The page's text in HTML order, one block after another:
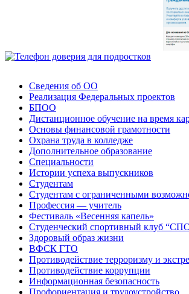
Сведения об ОО
Реализация Федеральных проектов
БПОО
Дистанционное обучение на время
Основы финансовой грамотности
Охрана труда в колледже
Дополнительное образование
Специальности
Истории успеха выпускников
Студентам
Студентам с ограниченными
Профессия — учитель
Фестиваль «Весенняя капель»
Студенческий спортивный клуб
Здоровый образ жизни
ВФСК ГТО
Противодействие терроризму и
Противодействие коррупции
Информационная безопасность
Профориентация и трудоустройство